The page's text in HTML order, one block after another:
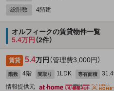
総階数 4階建
オルフィークの賃貸物件一覧
5.4万円 （2件）
賃貸 5.4万円 （管理費3,000円）
階数 4階 間取り 1LDK 専有面積
情報提供元